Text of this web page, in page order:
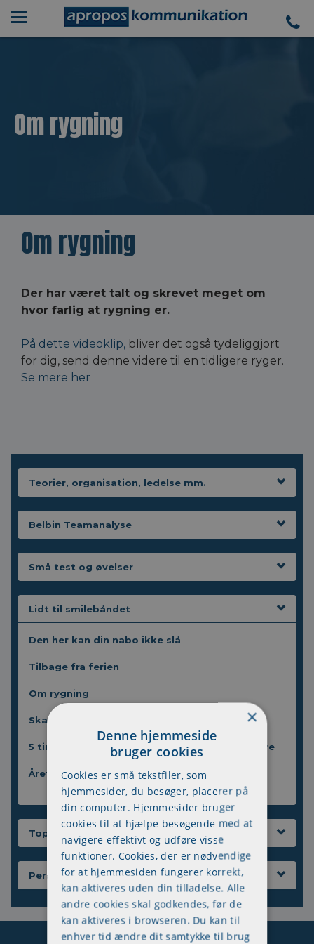
Om rygning
Om rygning
Der har været talt og skrevet meget om
hvor farlig at rygning er.
På dette videoklip, bliver det også tydeliggjort
for dig, send denne videre til en tidligere ryger.
Se mere her
Teorier, organisation, ledelse mm.
Belbin Teamanalyse
Små test og øvelser
Lidt til smilebåndet
Den her kan din nabo ikke slå
Tilbage fra ferien
Om rygning
Skaf plads på motorvejen
5 ting der ikke har noget med hinanden at gøre
Årets vildeste julelys
Top 5
Persongalleri
×
Denne hjemmeside
bruger cookies
Cookies er små tekstfiler, som
hjemmesider, du besøger, placerer på
din computer. Hjemmesider bruger
cookies til at hjælpe besøgende med at
navigere effektivt og udføre visse
funktioner. Cookies, der er nødvendige
for at hjemmesiden fungerer korrekt,
kan aktiveres uden din tilladelse. Alle
andre cookies skal godkendes, før de
kan aktiveres i browseren. Du kan til
enhver tid ændre dit samtykke til brug